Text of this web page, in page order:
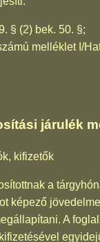
§ (2) bek. 50. §;
melléklet I/
járulék
kifizetők
a
képező
A